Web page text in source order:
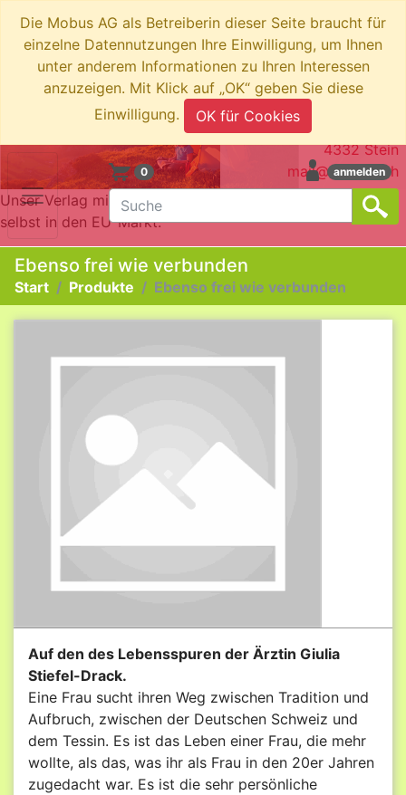
Die Mobus AG als Betreiberin dieser Seite braucht für
einzelne Datennutzungen Ihre Einwilligung, um Ihnen
unter anderem Informationen zu Ihren Interessen
anzuzeigen. Mit Klick auf „OK“ geben Sie diese
Einwilligung.
OK für Cookies
0 anmelden
swiboo.ch by Mobus AG
Brotkorbstrasse 3
4332 Stein
mail@swiboo.ch
Unser Verlag mit Schweizer Adresse bringt die Produkte
selbst in den EU-Markt.
Ebenso frei wie verbunden
Start Produkte Ebenso frei wie verbunden
Auf den des Lebensspuren der Ärztin Giulia
Stiefel-Drack.
Eine Frau sucht ihren Weg zwischen Tradition und
Aufbruch, zwischen der Deutschen Schweiz und
dem Tessin. Es ist das Leben einer Frau, die mehr
wollte, als das, was ihr als Frau in den 20er Jahren
zugedacht war. Es ist die sehr persönliche